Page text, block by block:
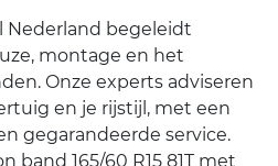
Nederland begeleidt
montage en het
Onze experts adviseren
en je rijstijl, met een
gegarandeerde service.
band 165/60 R15 81T met